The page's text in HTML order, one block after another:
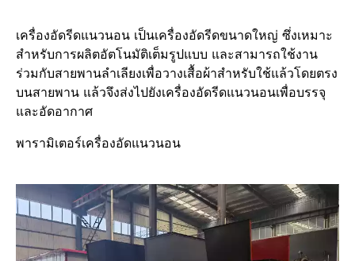
เครื่องอัดรีดแนวนอน เป็นเครื่องอัดรีดขนาดใหญ่ ซึ่งเหมาะ
สำหรับการผลิตอัตโนมัติเต็มรูปแบบ และสามารถใช้งาน
ร่วมกับสายพานลำเลียงเพื่อวางเสื้อผ้าสำหรับใช้แล้วโดยตรง
บนสายพาน แล้วจึงส่งไปยังเครื่องอัดรีดแนวนอนเพื่อบรรจุ
และอัดอากาศ
พารามิเตอร์เครื่องอัดแนวนอน